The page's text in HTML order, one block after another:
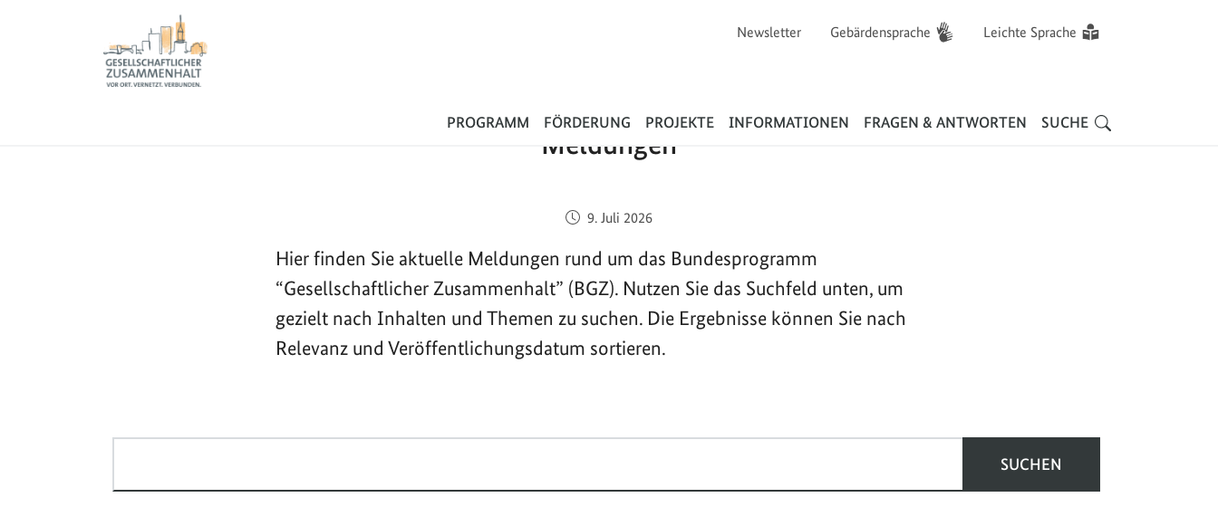
Newsletter Gebärdensprache Leichte Sprache
PROGRAMM FÖRDERUNG PROJEKTE INFORMATIONEN FRAGEN & ANTWORTEN SUCHE
Sie sind hier:
Meldungen
Veröffentlicht am:
9. Juli 2026
Hier finden Sie aktuelle Meldungen rund um das Bundesprogramm
“Gesellschaftlicher Zusammenhalt” (BGZ). Nutzen Sie das Suchfeld unten, um
gezielt nach Inhalten und Themen zu suchen. Die Ergebnisse können Sie nach
Relevanz und Veröffentlichungsdatum sortieren.
SUCHEN